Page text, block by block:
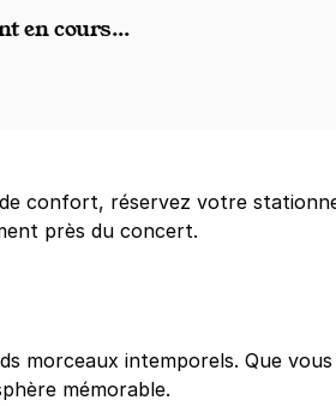
en cours…
confort, réservez votre
près du concert.
morceaux intemporels. Que
mémorable.